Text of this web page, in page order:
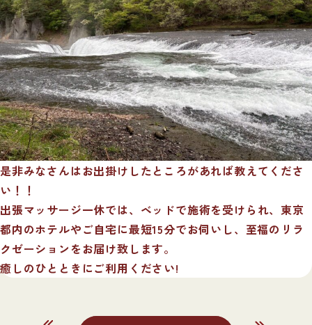
是非みなさんはお出掛けしたところがあれば教えてくださ
い！！
出張マッサージ一休では、ベッドで施術を受けられ、東京
都内のホテルやご自宅に最短15分でお伺いし、至福のリラ
クゼーションをお届け致します。
癒しのひとときにご利用ください!